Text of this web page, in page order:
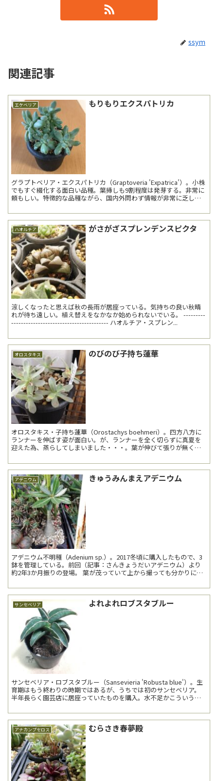
ssym
関連記事
エケベリア もりもりエクスパトリカ
グラプトベリア・エクスパトリカ（Graptoveria 'Expatrica'）。小株
でもすぐ綴化する面白い品種。葉挿しも9割程度は発芽する。非常に
頼もしい。特徴的な品種ながら、国内外問わず情報が非常に乏し
ハオルチア がさがざスプレンデンスピクタ
涼しくなったと思えば秋の長雨が居座っている。気持ちの良い秋晴
れが待ち遠しい。植え替えをなかなか始められないでいる。 ---------
---------------------------------------- ハオルチア・スプレン...
オロスタキス のびのび子持ち蓮華
オロスタキス・子持ち蓮華（Orostachys boehmeri）。四方八方に
ランナーを伸ばす姿が面白い。が、ランナーを全く切らずに真夏を
迎えた為、蒸らしてしまいました・・・。葉が伸びて張りが無く、
アデニウム きゅうみんまえアデニウム
アデニウム不明種（Adenium sp.）。2017冬頃に購入したもので、3
鉢を管理している。前回（記事：さんきょうだいアデニウム）より
約2年3か月振りの登場。 葉が茂っていて上から撮っても分かりにく
サンセベリア よれよれロブスタブルー
サンセベリア・ロブスタブルー（Sansevieria 'Robusta blue'）。生
育期はもう終わりの時期ではあるが、うちでは初のサンセベリア。
半年長らく園芸店に居座っていたものを購入。水不足かこういう品
アナカンプセロス むらさき春夢殿